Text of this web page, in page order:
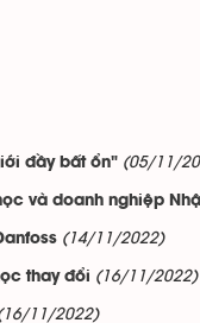
đầy bất ổn" (05/11/
và doanh nghiệp
(14/11/2022)
thay đổi (16/11/2022)
11/2022)